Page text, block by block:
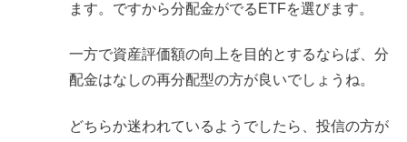
ます。ですから分配金がでるETFを選びます。
一方で資産評価額の向上を目的とするならば、分
配金はなしの再分配型の方が良いでしょうね。
どちらか迷われているようでしたら、投信の方が